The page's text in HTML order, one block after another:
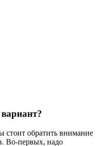
стоит обратить внимание
Во-первых, надо